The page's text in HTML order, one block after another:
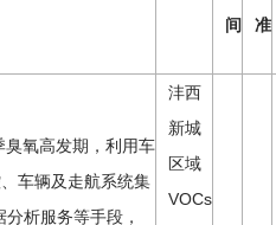
间
准
臭氧高发期，利用车
车辆及走航系统集
析服务等手段，
沣西
新城
区域
VOCs